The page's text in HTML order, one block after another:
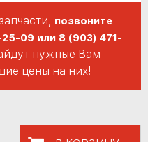
позвоните
09 или 8 (903) 471-
нужные Вам
цены на них!